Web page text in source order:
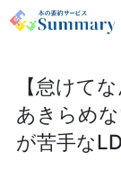
【怠けて
あきらめ
が苦手な